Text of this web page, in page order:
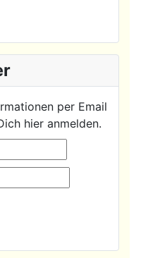
per Email
hier anmelden.